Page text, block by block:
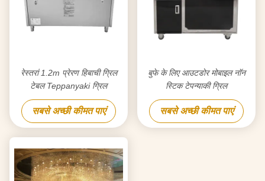
रेस्तरां 1.2m प्रेरण हिबाची ग्रिल
टेबल Teppanyaki ग्रिल
सबसे अच्छी कीमत पाएं
बुफे के लिए आउटडोर मोबाइल नॉन
स्टिक टेपन्याकी ग्रिल
सबसे अच्छी कीमत पाएं